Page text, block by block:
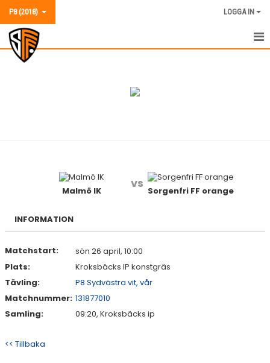
P8 (2018) LOGGA IN
P8 (2018)
KONTAKT
Malmö IK
vs
Sorgenfri FF orange
INFORMATION
Matchstart:
sön 26 april, 10:00
Plats:
Kroksbäcks IP konstgräs
Tävling:
P8 Sydvästra vit, vår
Matchnummer: 131877010
Samling:
09:20, Kroksbäcks ip
<< Tillbaka